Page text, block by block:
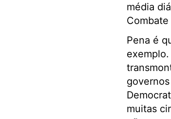
média
Pena é
muitas